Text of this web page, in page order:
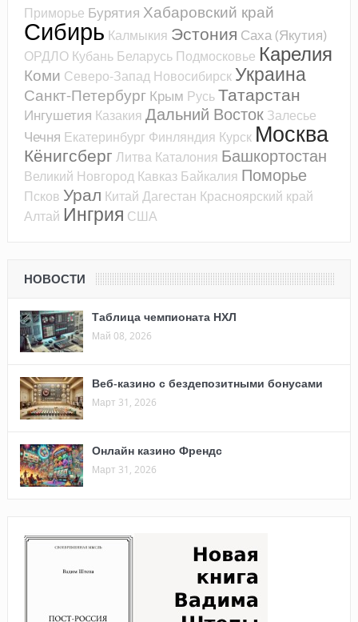
Приморье Бурятия Хабаровский край
Сибирь Калмыкия Эстония Саха (Якутия)
ОРДЛО Кубань Беларусь Подмосковье Карелия
Коми Северо-Запад Новосибирск Украина
Санкт-Петербург Крым РусьТатарстан
Ингушетия Казакия Дальний Восток Залесье
Чечня Екатеринбург Финляндия Курск Москва
Кёнигсберг Литва Каталония Башкортостан
Великий Новгород Кавказ Байкалия Поморье
Псков Урал Китай Дагестан Красноярский край
Алтай Ингрия США
НОВОСТИ
Таблица чемпионата НХЛ
Май 08, 2026
Веб-казино с бездепозитными бонусами
Март 31, 2026
Онлайн казино Френдс
Март 31, 2026